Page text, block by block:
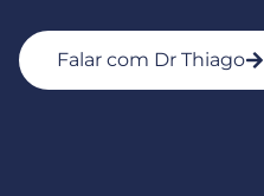
Falar com Dr Thiago